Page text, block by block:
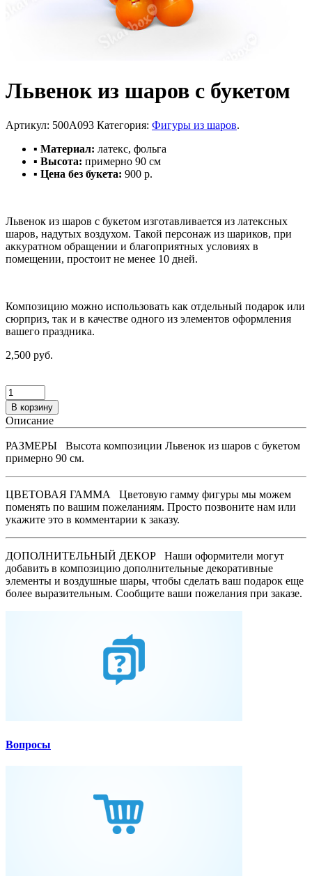
Львенок из шаров с букетом
Артикул: 500A093 Категория: Фигуры из шаров.
▪ Материал: латекс, фольга
▪ Высота: примерно 90 см
▪ Цена без букета: 900 р.
Львенок из шаров с букетом изготавливается из латексных
шаров, надутых воздухом. Такой персонаж из шариков, при
аккуратном обращении и благоприятных условиях в
помещении, простоит не менее 10 дней.
Композицию можно использовать как отдельный подарок или
сюрприз, так и в качестве одного из элементов оформления
вашего праздника.
2,500 руб.
В корзину
Описание
РАЗМЕРЫ Высота композиции Львенок из шаров с букетом
примерно 90 см.
ЦВЕТОВАЯ ГАММА
Цветовую гамму фигуры мы можем
поменять по вашим пожеланиям. Просто позвоните нам или
укажите это в комментарии к заказу.
ДОПОЛНИТЕЛЬНЫЙ ДЕКОР Наши оформители могут
добавить в композицию дополнительные декоративные
элементы и воздушные шары, чтобы сделать ваш подарок еще
более выразительным. Сообщите ваши пожелания при заказе.
Вопросы